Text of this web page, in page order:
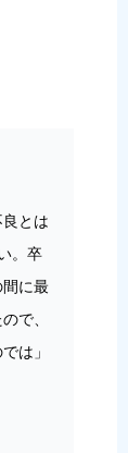
とは
。卒
に最
で、
は」